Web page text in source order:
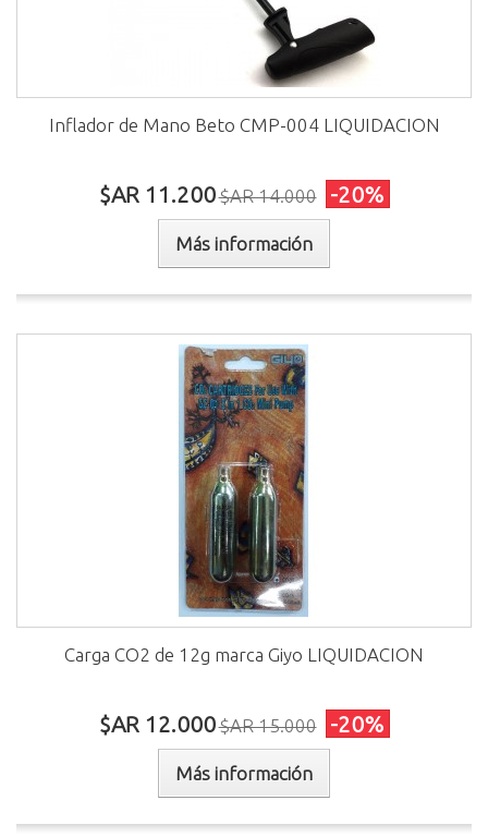
Inflador de Mano Beto CMP-004 LIQUIDACION
$AR 11.200$AR 14.000 -20%
Más información
Carga CO2 de 12g marca Giyo LIQUIDACION
$AR 12.000$AR 15.000 -20%
Más información